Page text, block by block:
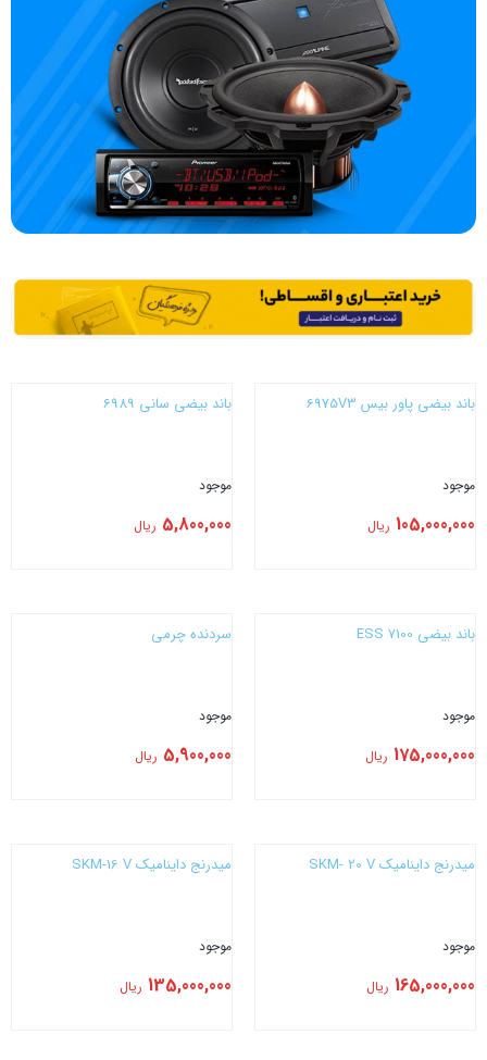
باند بیضی پاور بیس 6975V3
موجود
105,000,000 ریال
باند بیضی سانی 6989
موجود
5,800,000 ریال
باند بیضی 7100 ESS
موجود
175,000,000 ریال
سردنده چرمی
موجود
5,900,000 ریال
میدرنج داینامیک SKM- 20 V
موجود
165,000,000 ریال
میدرنج داینامیک SKM-16 V
موجود
135,000,000 ریال